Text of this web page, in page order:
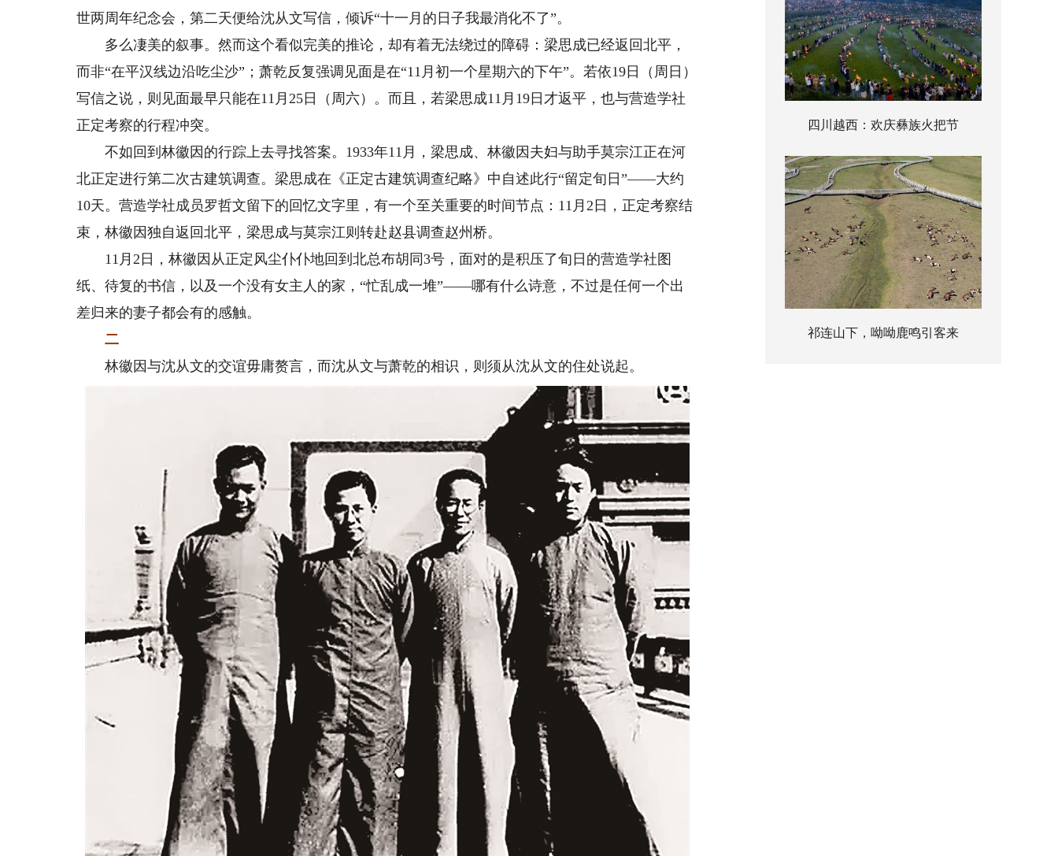
世两周年纪念会，第二天便给沈从文写信，倾诉“十一月的日子我最消化不了”。
多么凄美的叙事。然而这个看似完美的推论，却有着无法绕过的障碍：梁思成已经返回北平，
而非“在平汉线边沿吃尘沙”；萧乾反复强调见面是在“11月初一个星期六的下午”。若依19日（周日）
写信之说，则见面最早只能在11月25日（周六）。而且，若梁思成11月19日才返平，也与营造学社
正定考察的行程冲突。
不如回到林徽因的行踪上去寻找答案。1933年11月，梁思成、林徽因夫妇与助手莫宗江正在河
北正定进行第二次古建筑调查。梁思成在《正定古建筑调查纪略》中自述此行“留定旬日”——大约
10天。营造学社成员罗哲文留下的回忆文字里，有一个至关重要的时间节点：11月2日，正定考察结
束，林徽因独自返回北平，梁思成与莫宗江则转赴赵县调查赵州桥。
11月2日，林徽因从正定风尘仆仆地回到北总布胡同3号，面对的是积压了旬日的营造学社图
纸、待复的书信，以及一个没有女主人的家，“忙乱成一堆”——哪有什么诗意，不过是任何一个出
差归来的妻子都会有的感触。
二
林徽因与沈从文的交谊毋庸赘言，而沈从文与萧乾的相识，则须从沈从文的住处说起。
四川越西：欢庆彝族火把节
祁连山下，呦呦鹿鸣引客来